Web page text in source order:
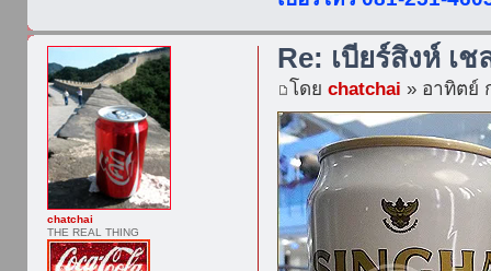
Re: เบียร์สิงห์ เ
โดยchatchai » อาทิตย์
chatchai
THE REAL THING